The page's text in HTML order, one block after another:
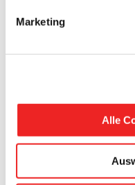
Marketing
Alle
Ehrung im Hallenbad!
Leiterinnen der
Donnerstag findet im